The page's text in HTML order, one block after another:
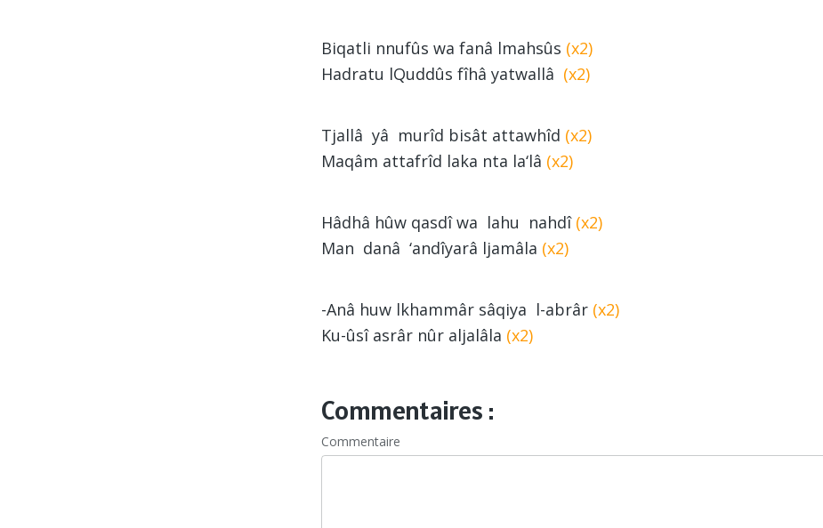
Biqatli nnufûs wa fanâ lmahsûs (x2)
Hadratu lQuddûs fîhâ yatwallâ (x2)
Tjallâ yâ murîd bisât attawhîd (x2)
Maqâm attafrîd laka nta la‘lâ (x2)
Hâdhâ hûw qasdî wa lahu nahdî (x2)
Man danâ ‘andîyarâ ljamâla (x2)
-Anâ huw lkhammâr sâqiya l-abrâr (x2)
Ku-ûsî asrâr nûr aljalâla (x2)
Commentaires :
Commentaire